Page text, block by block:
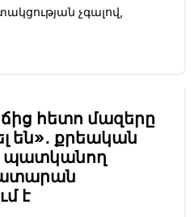
չգալով,
հետո մազերը
են»․ քրեական
պատկանող
է